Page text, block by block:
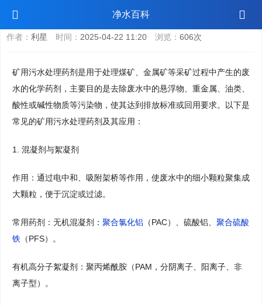
净水百科
矿用污水处理药剂
作者： 利星 时间： 2025-04-22 11:20 浏览： 606次
矿用污水处理药剂是用于处理煤矿、金属矿等采矿过程中产生的废
水的化学药剂，主要目的是去除废水中的悬浮物、重金属、油类、
酸性或碱性物质等污染物，使其达到排放标准或回用要求。以下是
常见的矿用污水处理药剂及其应用：
1. 混凝剂与絮凝剂
作用：通过电中和、吸附架桥等作用，使废水中的细小颗粒聚集成
大颗粒，便于沉淀或过滤。
常用药剂：无机混凝剂： 聚合氯化铝 （PAC）、硫酸铝、 聚合硫酸
铁 （PFS）。
有机高分子絮凝剂：聚丙烯酰胺（PAM，分阴离子、阳离子、非
离子型）。